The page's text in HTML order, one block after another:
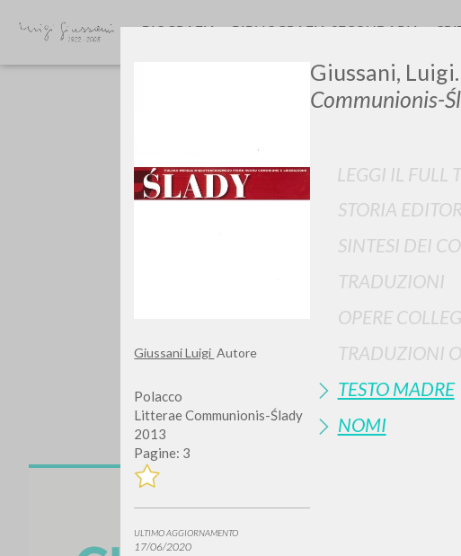
Giussani Luigi Autore
Polacco
Litterae Communionis-Ślady
2013
Pagine: 3
ULTIMO AGGIORNAMENTO
17/06/2020
Giussani,
Communionis-
LEGGI IL FULL
STORIA
SINTESI DEI
TRADUZIONI
OPERE
TRADUZIONI
TESTO MADRE
NOMI
BIOGRAFIA BIBLIOGRAFIA SECONDARIA